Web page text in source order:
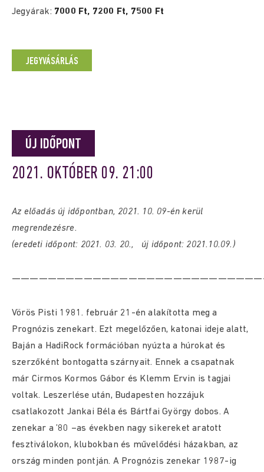
Jegyárak: 7000 Ft, 7200 Ft, 7500 Ft
JEGYVÁSÁRLÁS
ÚJ IDŐPONT
2021. OKTÓBER 09. 21:00
Az előadás új időpontban, 2021. 10. 09-én kerül
megrendezésre.
(eredeti időpont: 2021. 03. 20., új időpont: 2021.10.09.)
Vörös Pisti 1981. február 21-én alakította meg a
Prognózis zenekart. Ezt megelőzően, katonai ideje alatt,
Baján a HadiRock formációban nyúzta a húrokat és
szerzőként bontogatta szárnyait. Ennek a csapatnak
már Cirmos Kormos Gábor és Klemm Ervin is tagjai
voltak. Leszerlése után, Budapesten hozzájuk
csatlakozott Jankai Béla és Bártfai György dobos. A
zenekar a ’80 –as években nagy sikereket aratott
fesztiválokon, klubokban és művelődési házakban, az
ország minden pontján. A Prognózis zenekar 1987-ig